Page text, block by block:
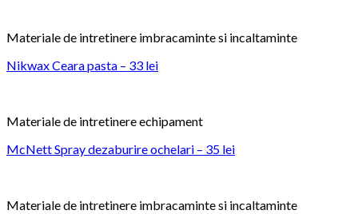
Materiale de intretinere imbracaminte si incaltaminte
Nikwax Ceara pasta – 33 lei
Materiale de intretinere echipament
McNett Spray dezaburire ochelari – 35 lei
Materiale de intretinere imbracaminte si incaltaminte